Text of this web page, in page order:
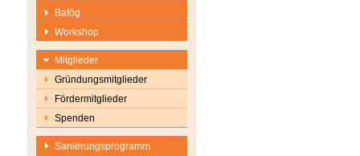
Bafög
Workshop
Mitglieder
Gründungsmitglieder
Fördermitglieder
Spenden
Sanierungsprogramm